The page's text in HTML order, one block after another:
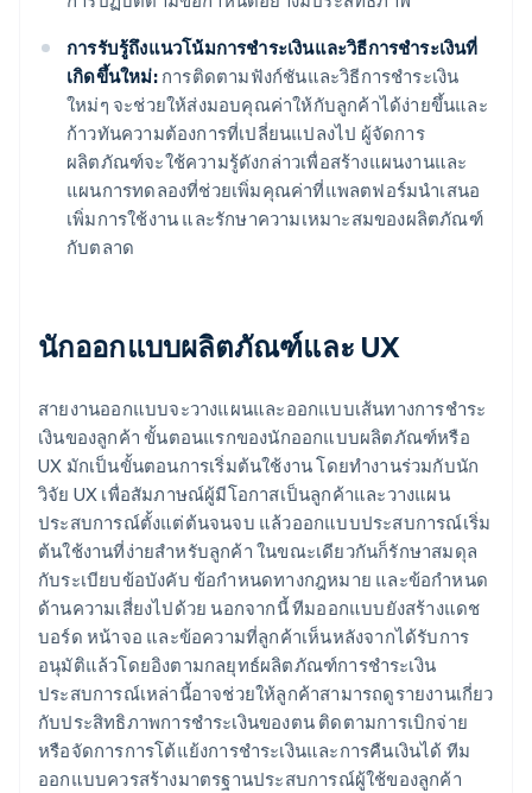
การรับรู้ถึงแนวโน้มการชำระเงินและวิธีการชำระเงินที่
เกิดขึ้นใหม่:การติดตามฟังก์ชันและวิธีการชำระเงิน
ใหม่ๆ จะช่วยให้ส่งมอบคุณค่าให้กับลูกค้าได้ง่ายขึ้นและ
ก้าวทันความต้องการที่เปลี่ยนแปลงไป ผู้จัดการ
ผลิตภัณฑ์จะใช้ความรู้ดังกล่าวเพื่อสร้างแผนงานและ
แผนการทดลองที่ช่วยเพิ่มคุณค่าที่แพลตฟอร์มนำเสนอ
เพิ่มการใช้งาน และรักษาความเหมาะสมของผลิตภัณฑ์
กับตลาด
นักออกแบบผลิตภัณฑ์และ UX
สายงานออกแบบจะวางแผนและออกแบบเส้นทางการชำระ
เงินของลูกค้า ขั้นตอนแรกของนักออกแบบผลิตภัณฑ์หรือ
UX มักเป็นขั้นตอนการเริ่มต้นใช้งาน โดยทำงานร่วมกับนัก
วิจัย UX เพื่อสัมภาษณ์ผู้มีโอกาสเป็นลูกค้าและวางแผน
ประสบการณ์ตั้งแต่ต้นจนจบ แล้วออกแบบประสบการณ์เริ่ม
ต้นใช้งานที่ง่ายสำหรับลูกค้า ในขณะเดียวกันก็รักษาสมดุล
กับระเบียบข้อบังคับ ข้อกำหนดทางกฎหมาย และข้อกำหนด
ด้านความเสี่ยงไปด้วย นอกจากนี้ ทีมออกแบบยังสร้างแดช
บอร์ด หน้าจอ และข้อความที่ลูกค้าเห็นหลังจากได้รับการ
อนุมัติแล้วโดยอิงตามกลยุทธ์ผลิตภัณฑ์การชำระเงิน
ประสบการณ์เหล่านี้อาจช่วยให้ลูกค้าสามารถดูรายงานเกี่ยว
กับประสิทธิภาพการชำระเงินของตน ติดตามการเบิกจ่าย
หรือจัดการการโต้แย้งการชำระเงินและการคืนเงินได้ ทีม
ออกแบบควรสร้างมาตรฐานประสบการณ์ผู้ใช้ของลูกค้า